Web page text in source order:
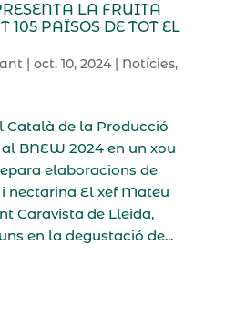
LA FRUITA
105 PAÏSOS DE TOT EL
| oct. 10, 2024| Notícies,
Català de la Producció
BNEW 2024 en un xou
elaboracions de
nectarina El xef Mateu
Caravista de Lleida,
en la degustació de...